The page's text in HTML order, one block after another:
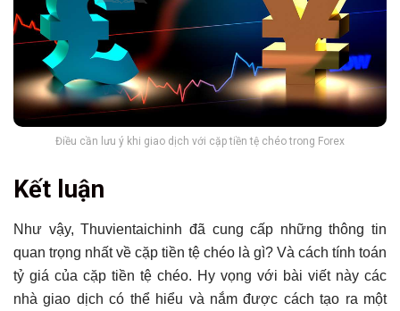
Điều cần lưu ý khi giao dịch với cặp tiền tệ chéo trong Forex
Kết luận
Như vậy, Thuvientaichinh đã cung cấp những thông tin
quan trọng nhất về cặp tiền tệ chéo là gì? Và cách tính toán
tỷ giá của cặp tiền tệ chéo. Hy vọng với bài viết này các
nhà giao dịch có thể hiểu và nắm được cách tạo ra một